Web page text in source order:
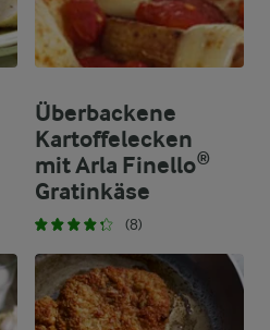
Überbackene
Kartoffelecken
mit Arla Finello®
Gratinkäse
(8)